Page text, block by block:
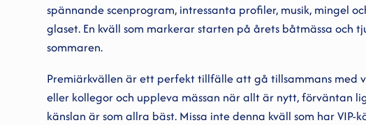
spännande scenprogram, intressanta profiler, musik, mingel
glaset. En kväll som markerar starten på årets båtmässa och
sommaren.
Premiärkvällen är ett perfekt tillfälle att gå tillsammans med
eller kollegor och uppleva mässan när allt är nytt, förväntan
känslan är som allra bäst. Missa inte denna kväll som har VIP-